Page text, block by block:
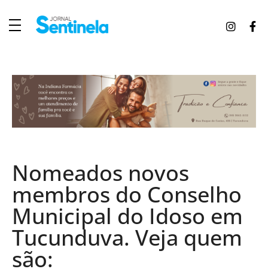
Nomeados novos
membros do Conselho
Municipal do Idoso em
Tucunduva. Veja quem
são: